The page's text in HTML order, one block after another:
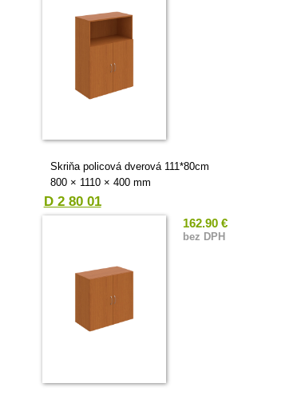
Skriňa policová dverová 111*80cm
800 × 1110 × 400 mm
D 2 80 01
162.90 €
bez DPH